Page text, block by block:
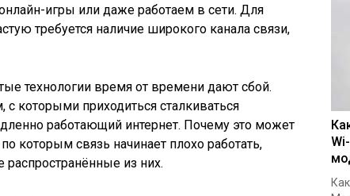
игры или даже работаем в сети. Для
требуется наличие широкого канала связи,
технологии время от времени дают сбой.
которыми приходиться сталкиваться
работающий интернет. Почему это может
которым связь начинает плохо работать,
из них.